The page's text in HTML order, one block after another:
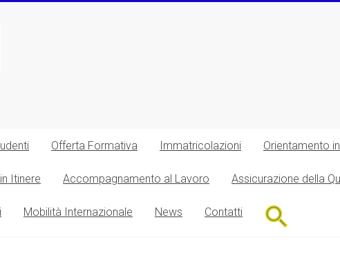
Offerta Formativa Immatricolazioni Orientamento
Itinere Accompagnamento al Lavoro Assicurazione della
Mobilità Internazionale News Contatti